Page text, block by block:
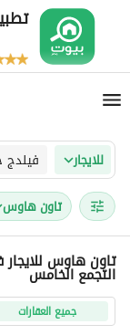
للايجار فيلدج
تاون هاوس
تاون هاوس
التجمع الخامس
جميع العقارات